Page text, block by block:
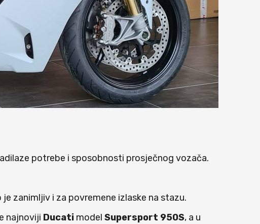
potrebe i sposobnosti prosječnog vozača.
zanimljiv i za povremene izlaske na stazu.
najnoviji Ducati model Supersport 950S, a u